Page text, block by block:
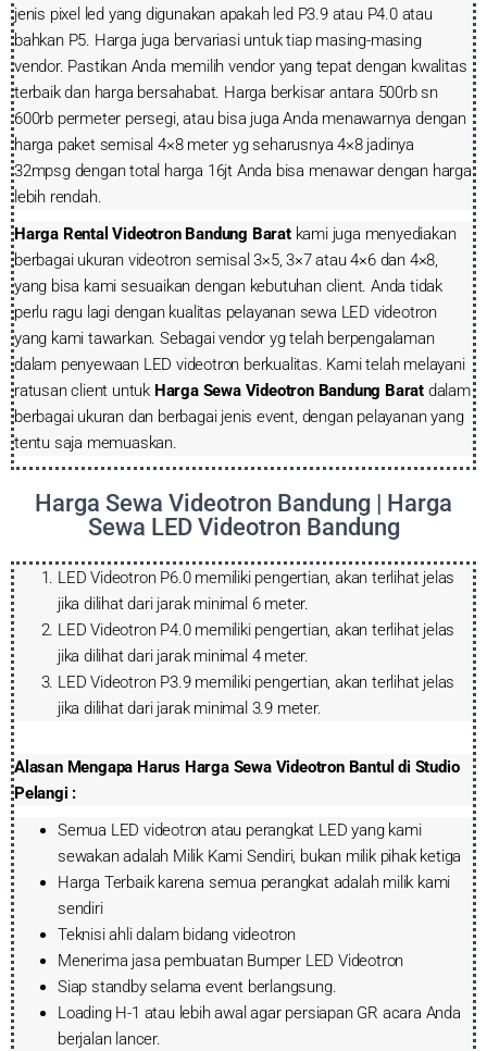
jenis pixel led yang digunakan apakah led P3.9 atau P4.0 atau
bahkan P5. Harga juga bervariasi untuk tiap masing-masing
vendor. Pastikan Anda memilih vendor yang tepat dengan kwalitas
terbaik dan harga bersahabat. Harga berkisar antara 500rb sn
600rb permeter persegi, atau bisa juga Anda menawarnya dengan
harga paket semisal 4×8 meter yg seharusnya 4×8 jadinya
32mpsg dengan total harga 16jt Anda bisa menawar dengan harga
lebih rendah.
Harga Rental Videotron Bandung Barat kami juga menyediakan
berbagai ukuran videotron semisal 3×5, 3×7 atau 4×6 dan 4×8,
yang bisa kami sesuaikan dengan kebutuhan client. Anda tidak
perlu ragu lagi dengan kualitas pelayanan sewa LED videotron
yang kami tawarkan. Sebagai vendor yg telah berpengalaman
dalam penyewaan LED videotron berkualitas. Kami telah melayani
ratusan client untuk Harga Sewa Videotron Bandung Barat dalam
berbagai ukuran dan berbagai jenis event, dengan pelayanan yang
tentu saja memuaskan.
Harga Sewa Videotron Bandung | Harga
Sewa LED Videotron Bandung
LED Videotron P6.0 memiliki pengertian, akan terlihat jelas
jika dilihat dari jarak minimal 6 meter.
LED Videotron P4.0 memiliki pengertian, akan terlihat jelas
jika dilihat dari jarak minimal 4 meter.
LED Videotron P3.9 memiliki pengertian, akan terlihat jelas
jika dilihat dari jarak minimal 3.9 meter.
Alasan Mengapa Harus Harga Sewa Videotron Bantul di Studio
Pelangi :
Semua LED videotron atau perangkat LED yang kami
sewakan adalah Milik Kami Sendiri, bukan milik pihak ketiga
Harga Terbaik karena semua perangkat adalah milik kami
sendiri
Teknisi ahli dalam bidang videotron
Menerima jasa pembuatan Bumper LED Videotron
Siap standby selama event berlangsung.
Loading H-1 atau lebih awal agar persiapan GR acara Anda
berjalan lancer.